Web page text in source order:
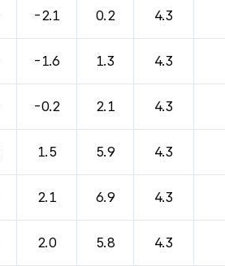
-2.1 0.2 4.3
-1.6 1.3 4.3
-0.2 2.1 4.3
1.5 5.9 4.3
2.1 6.9 4.3
2.0 5.8 4.3